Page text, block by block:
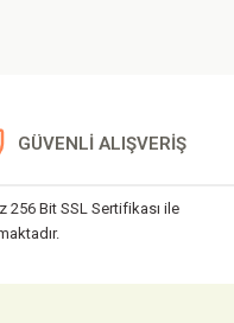
açıklamasında eksik bilgiler
fiyatı diğer sitelerden daha pahalı.
GÜVENLİ ALIŞVERİŞ
256 Bit SSL Sertifikası ile